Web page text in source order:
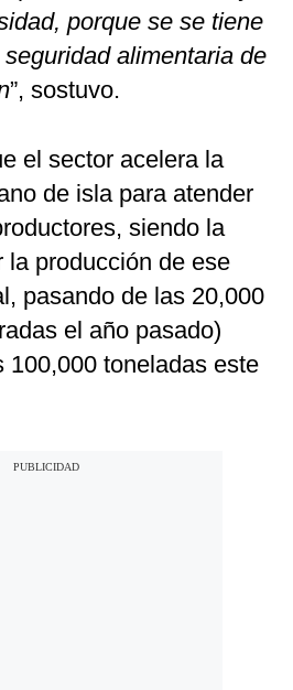
porque se se tiene
alimentaria de
”, sostuvo.
el sector acelera la
de isla para atender
siendo la
la producción de ese
pasando de las 20,000
el año pasado)
100,000 toneladas este